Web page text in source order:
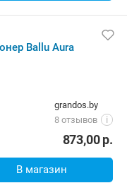
Ballu Aura
grandos.by
8 отзывов
i
873,00р.
В магазин